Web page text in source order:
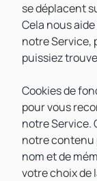
se déplacent
Cela nous
notre Service,
puissiez
Cookies de
pour vous
notre Service.
notre contenu
nom et de
votre choix de